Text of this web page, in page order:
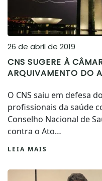
26 de abril de 2019
CNS SUGERE À
ARQUIVAMENTO DO
O CNS saiu em defesa
profissionais da saúde
Conselho Nacional de
contra o Ato…
LEIA MAIS